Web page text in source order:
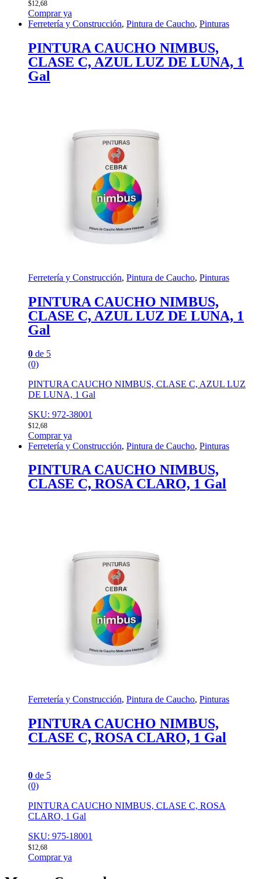
$12,68
Comprar ya
Ferretería y Construcción, Pintura de Caucho, Pinturas
PINTURA CAUCHO NIMBUS,
CLASE C, AZUL LUZ DE LUNA, 1
Gal
Ferretería y Construcción, Pintura de Caucho, Pinturas
PINTURA CAUCHO NIMBUS,
CLASE C, AZUL LUZ DE LUNA, 1
Gal
0 de 5
(0)
PINTURA CAUCHO NIMBUS, CLASE C, AZUL LUZ
DE LUNA, 1 Gal
SKU: 972-38001
$12,68
Comprar ya
Ferretería y Construcción, Pintura de Caucho, Pinturas
PINTURA CAUCHO NIMBUS,
CLASE C, ROSA CLARO, 1 Gal
Ferretería y Construcción, Pintura de Caucho, Pinturas
PINTURA CAUCHO NIMBUS,
CLASE C, ROSA CLARO, 1 Gal
0 de 5
(0)
PINTURA CAUCHO NIMBUS, CLASE C, ROSA
CLARO, 1 Gal
SKU: 975-18001
$12,68
Comprar ya